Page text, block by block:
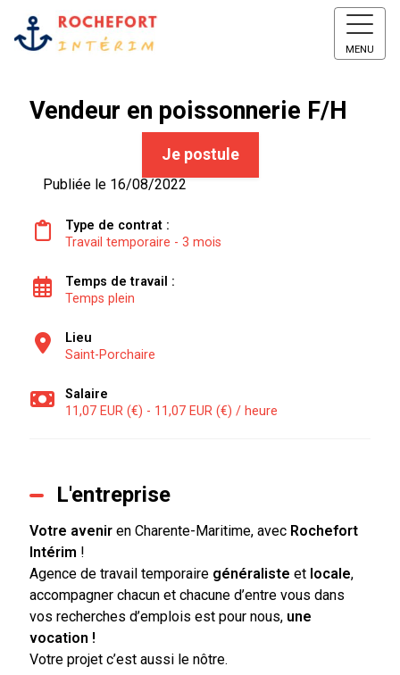
MENU
Vendeur en poissonnerie F/H
Je postule
Publiée le 16/08/2022
Type de contrat :
Travail temporaire - 3 mois
Temps de travail :
Temps plein
Lieu
Saint-Porchaire
Salaire
11,07 EUR (€) - 11,07 EUR (€) / heure
L'entreprise
Votre aveniren Charente-Maritime, avec Rochefort
Intérim !
Agence de travail temporaire généraliste et locale,
accompagner chacun et chacune d’entre vous dans
vos recherches d’emplois est pour nous, une
vocation !
Votre projet c’est aussi le nôtre.